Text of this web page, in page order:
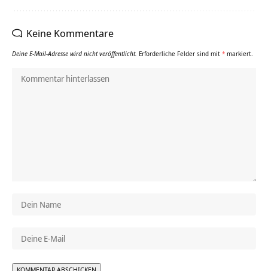
Keine Kommentare
Deine E-Mail-Adresse wird nicht veröffentlicht. Erforderliche Felder sind mit * markiert.